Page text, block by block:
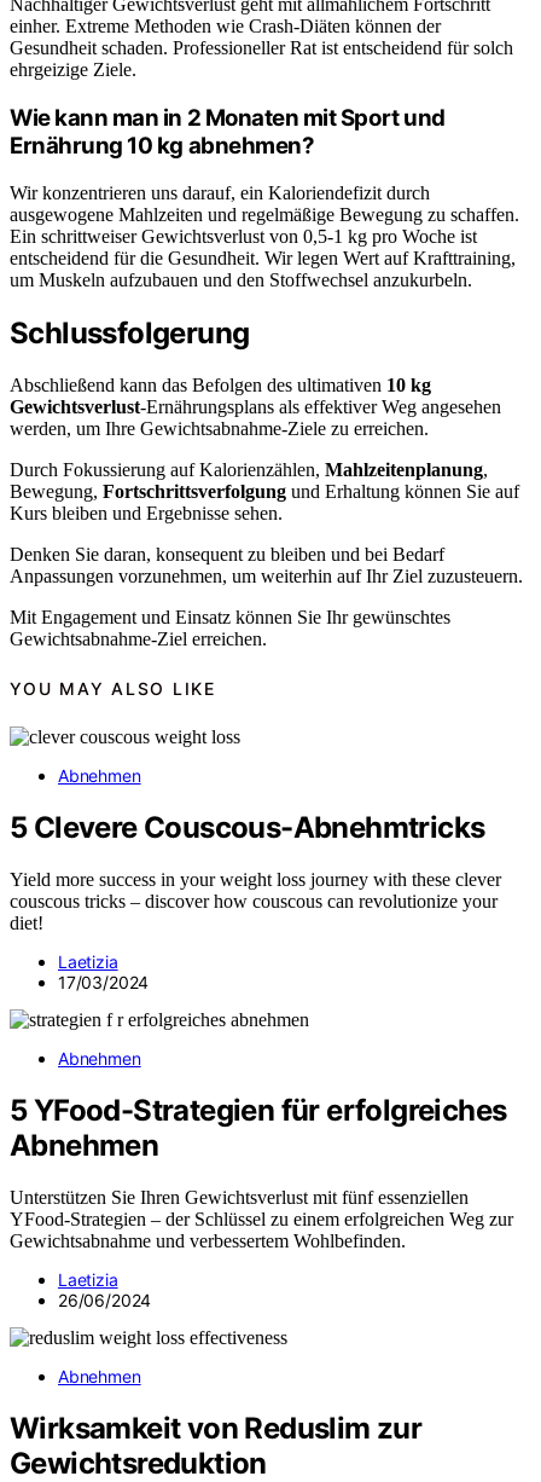
Nachhaltiger Gewichtsverlust geht mit allmählichem Fortschritt
einher. Extreme Methoden wie Crash-Diäten können der
Gesundheit schaden. Professioneller Rat ist entscheidend für solch
ehrgeizige Ziele.
Wie kann man in 2 Monaten mit Sport und
Ernährung 10 kg abnehmen?
Wir konzentrieren uns darauf, ein Kaloriendefizit durch
ausgewogene Mahlzeiten und regelmäßige Bewegung zu schaffen.
Ein schrittweiser Gewichtsverlust von 0,5-1 kg pro Woche ist
entscheidend für die Gesundheit. Wir legen Wert auf Krafttraining,
um Muskeln aufzubauen und den Stoffwechsel anzukurbeln.
Schlussfolgerung
Abschließend kann das Befolgen des ultimativen 10 kg
Gewichtsverlust-Ernährungsplans als effektiver Weg angesehen
werden, um Ihre Gewichtsabnahme-Ziele zu erreichen.
Durch Fokussierung auf Kalorienzählen, Mahlzeitenplanung,
Bewegung, Fortschrittsverfolgung und Erhaltung können Sie auf
Kurs bleiben und Ergebnisse sehen.
Denken Sie daran, konsequent zu bleiben und bei Bedarf
Anpassungen vorzunehmen, um weiterhin auf Ihr Ziel zuzusteuern.
Mit Engagement und Einsatz können Sie Ihr gewünschtes
Gewichtsabnahme-Ziel erreichen.
YOU MAY ALSO LIKE
Abnehmen
5 Clevere Couscous-Abnehmtricks
Yield more success in your weight loss journey with these clever
couscous tricks – discover how couscous can revolutionize your
diet!
Laetizia
17/03/2024
Abnehmen
5 YFood-Strategien für erfolgreiches
Abnehmen
Unterstützen Sie Ihren Gewichtsverlust mit fünf essenziellen
YFood-Strategien – der Schlüssel zu einem erfolgreichen Weg zur
Gewichtsabnahme und verbessertem Wohlbefinden.
Laetizia
26/06/2024
Abnehmen
Wirksamkeit von Reduslim zur
Gewichtsreduktion